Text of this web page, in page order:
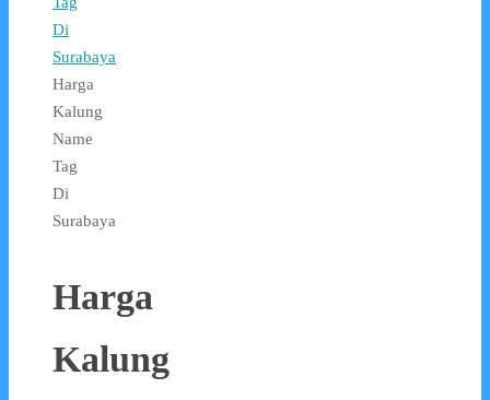
Di
Surabaya
Harga
Kalung
Name
Tag
Di
Surabaya
Harga
Kalung